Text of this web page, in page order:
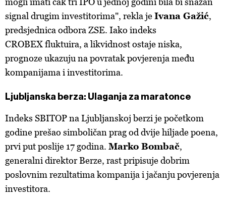
signal drugim investitorima", rekla jeIvana Gažić,
predsjednica odbora ZSE. Iako indeks
CROBEX fluktuira, a likvidnost ostaje niska,
prognoze ukazuju na povratak povjerenja među
kompanijama i investitorima.
Ljubljanska berza: Ulaganja za maratonce
Indeks SBITOP na Ljubljanskoj berzi je početkom
godine prešao simboličan prag od dvije hiljade poena,
prvi put poslije 17 godina. Marko Bombač,
generalni direktor Berze, rast pripisuje dobrim
poslovnim rezultatima kompanija i jačanju povjerenja
investitora.